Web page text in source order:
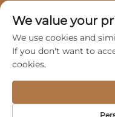
Urheberrecht ©
Automobile Service
We value your
We use cookies and
If you don't want to
cookies.